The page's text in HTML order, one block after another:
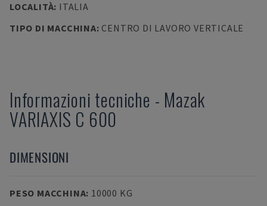
LOCALITÀ: ITALIA
TIPO DI MACCHINA: CENTRO DI LAVORO VERTICALE
Informazioni tecniche - Mazak
VARIAXIS C 600
DIMENSIONI
PESO MACCHINA: 10000 KG